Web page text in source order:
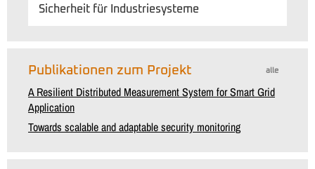
Sicherheit für Industriesysteme
alle
Publikationen zum Projekt
A Resilient Distributed Measurement System for Smart Grid
Application
Towards scalable and adaptable security monitoring